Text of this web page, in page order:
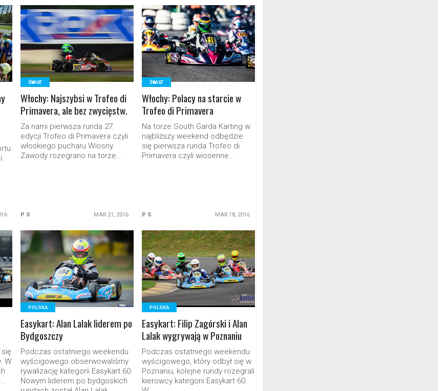
READ MORE
ŚWIAT
Włochy: Najszybsi w Trofeo di
Primavera, ale bez zwycięstw.
Za nami pierwsza runda 27.
edycji Trofeo di Primavera czyli
włoskiego pucharu Wiosny.
Zawody rozegrano na torze...
P S MAR 21, 2016
READ MORE
ŚWIAT
Włochy: Polacy na starcie w
Trofeo di Primavera
Na torze South Garda Karting w
najbliższy weekend odbędzie
się pierwsza runda Trofeo di
Primavera czyli wiosenne...
P S MAR 18, 2016
W
READ MORE
POLSKA
Easykart: Alan Lalak liderem po
Bydgoszczy
Podczas ostatniego weekendu
wyścigowego obserwowaliśmy
rywalizację kategorii Easykart 60.
Nowym liderem po bydgoskich
READ MORE
POLSKA
Easykart: Filip Zagórski i Alan
Lalak wygrywają w Poznaniu
Podczas ostatniego weekendu
wyścigowego, który odbył się w
Poznaniu, kolejne rundy rozegrali
kierowcy kategorii Easykart 60.